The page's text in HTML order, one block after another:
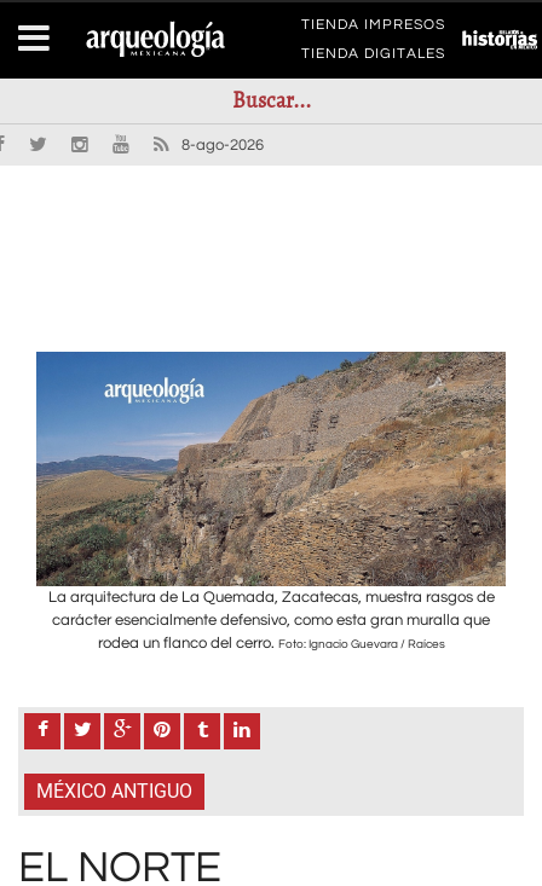
TIENDA IMPRESOS
TIENDA DIGITALES
8-ago-2026
La arquitectura de La Quemada, Zacatecas, muestra rasgos de
carácter esencialmente defensivo, como esta gran muralla que
rodea un flanco del cerro. Foto: Ignacio Guevara / Raíces
MÉXICO ANTIGUO
EL NORTE